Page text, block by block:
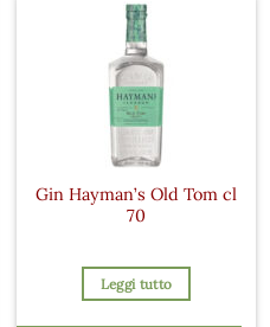
Gin Hayman’s Old Tom cl
70
Leggi tutto